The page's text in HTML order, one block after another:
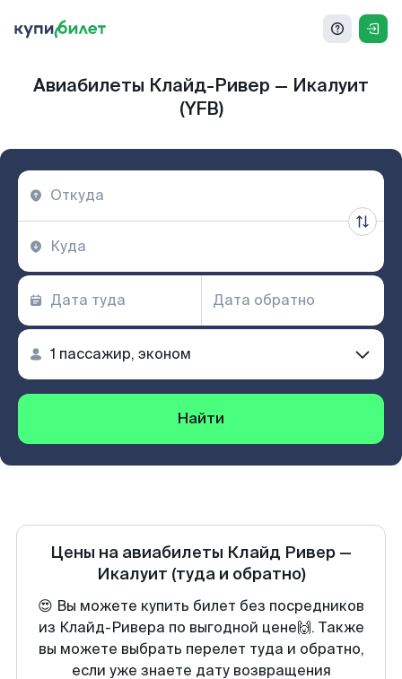
Авиабилеты Клайд-Ривер — Икалуит
(YFB)
Найти
Цены на авиабилеты Клайд Ривер —
Икалуит (туда и обратно)
😍 Вы можете купить билет без посредников
из Клайд-Ривера по выгодной цене🙌. Также
вы можете выбрать перелет туда и обратно,
если уже знаете дату возвращения